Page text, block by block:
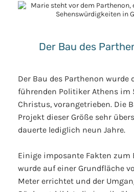
Der Bau des
Der Bau des Parthenon wurde
führenden Politiker Athens im
Christus, vorangetrieben. Die
Projekt dieser Größe sehr
dauerte lediglich neun Jahre.
Einige imposante Fakten zum
wurde auf einer Grundfläche
Meter errichtet und der